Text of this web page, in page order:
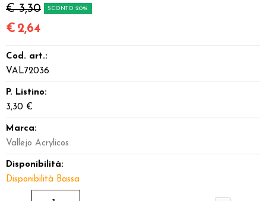
Giocattoli e Gadget
Offerte del Dragone
€ 3,30 SCONTO 20%
€ 2,64
Cod. art.:
VAL72036
P. Listino:
3,30 €
Marca:
Vallejo Acrylicos
Disponibilità:
Disponibilità Bassa